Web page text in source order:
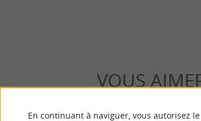
VOUS
En continuant à naviguer, vous autorisez